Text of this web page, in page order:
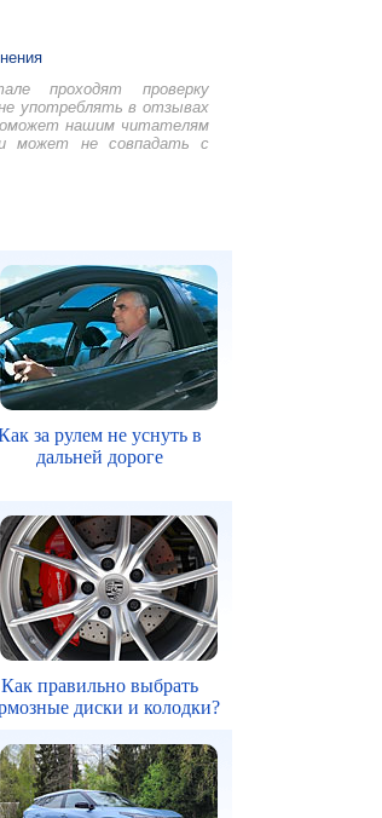
проходят проверку
употреблять в отзывах
нашим читателям
может не совпадать с
за рулем не уснуть в
дальней дороге
Как правильно выбрать
диски и колодки?